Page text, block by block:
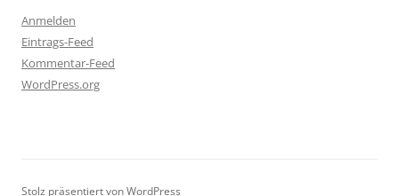
Anmelden
Eintrags-Feed
Kommentar-Feed
WordPress.org
Stolz präsentiert von WordPress